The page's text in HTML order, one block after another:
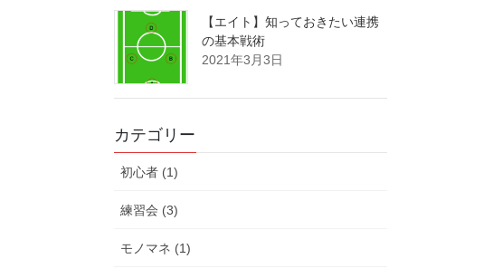
【エイト】知っておきたい連携
の基本戦術
2021年3月3日
カテゴリー
初心者 (1)
練習会 (3)
モノマネ (1)